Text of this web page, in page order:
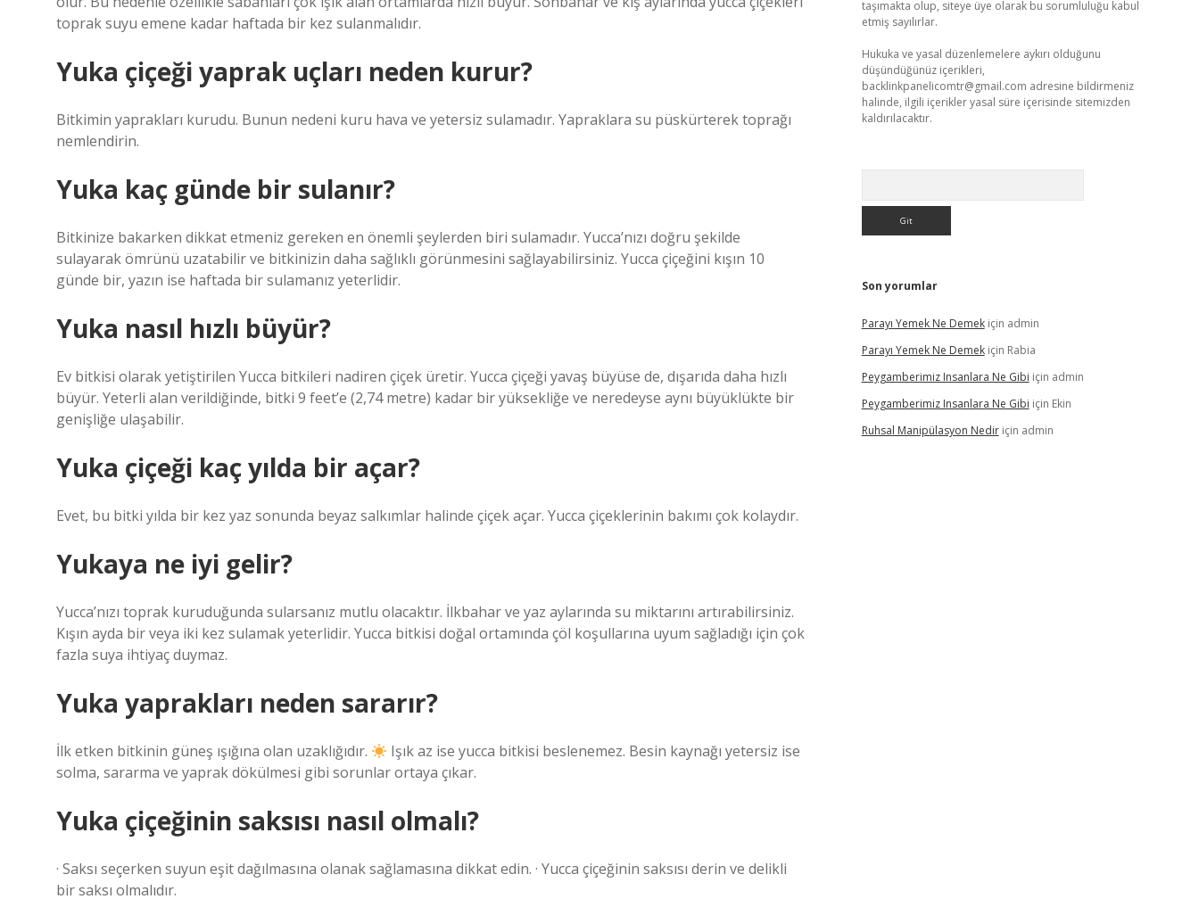
toprak suyu emene kadar haftada bir kez sulanmalıdır.
Yuka çiçeği yaprak uçları neden kurur?
Bitkimin yaprakları kurudu. Bunun nedeni kuru hava ve yetersiz sulamadır. Yapraklara su püskürterek toprağı
nemlendirin.
Yuka kaç günde bir sulanır?
Bitkinize bakarken dikkat etmeniz gereken en önemli şeylerden biri sulamadır. Yucca’nızı doğru şekilde
sulayarak ömrünü uzatabilir ve bitkinizin daha sağlıklı görünmesini sağlayabilirsiniz. Yucca çiçeğini kışın 10
günde bir, yazın ise haftada bir sulamanız yeterlidir.
Yuka nasıl hızlı büyür?
Ev bitkisi olarak yetiştirilen Yucca bitkileri nadiren çiçek üretir. Yucca çiçeği yavaş büyüse de, dışarıda daha hızlı
büyür. Yeterli alan verildiğinde, bitki 9 feet’e (2,74 metre) kadar bir yüksekliğe ve neredeyse aynı büyüklükte bir
genişliğe ulaşabilir.
Yuka çiçeği kaç yılda bir açar?
Evet, bu bitki yılda bir kez yaz sonunda beyaz salkımlar halinde çiçek açar. Yucca çiçeklerinin bakımı çok kolaydır.
Yukaya ne iyi gelir?
Yucca’nızı toprak kuruduğunda sularsanız mutlu olacaktır. İlkbahar ve yaz aylarında su miktarını artırabilirsiniz.
Kışın ayda bir veya iki kez sulamak yeterlidir. Yucca bitkisi doğal ortamında çöl koşullarına uyum sağladığı için çok
fazla suya ihtiyaç duymaz.
Yuka yaprakları neden sararır?
İlk etken bitkinin güneş ışığına olan uzaklığıdır.
Işık az ise yucca bitkisi beslenemez. Besin kaynağı yetersiz ise
solma, sararma ve yaprak dökülmesi gibi sorunlar ortaya çıkar.
Yuka çiçeğinin saksısı nasıl olmalı?
· Saksı seçerken suyun eşit dağılmasına olanak sağlamasına dikkat edin. · Yucca çiçeğinin saksısı derin ve delikli
bir saksı olmalıdır.
taşımakta olup, siteye üye olarak bu sorumluluğu kabul
etmiş sayılırlar.
Hukuka ve yasal düzenlemelere aykırı olduğunu
düşündüğünüz içerikleri,
backlinkpanelicomtr@gmail.com adresine bildirmeniz
halinde, ilgili içerikler yasal süre içerisinde sitemizden
kaldırılacaktır.
Son yorumlar
Parayı Yemek Ne Demekiçin admin
Parayı Yemek Ne Demekiçin Rabia
Peygamberimiz Insanlara Ne Gibi için admin
Peygamberimiz Insanlara Ne Gibi için Ekin
Ruhsal Manipülasyon Nediriçin admin